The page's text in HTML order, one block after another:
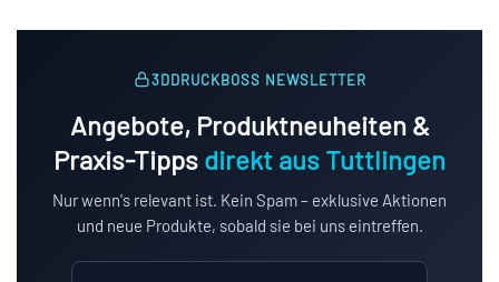
3DDRUCKBOSS NEWSLETTER
Angebote, Produktneuheiten &
Praxis-Tipps direkt aus Tuttlingen
Nur wenn's relevant ist. Kein Spam – exklusive Aktionen
und neue Produkte, sobald sie bei uns eintreffen.